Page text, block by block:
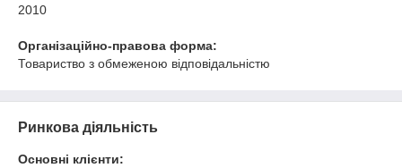
2010
Організаційно-правова форма:
Товариство з обмеженою відповідальністю
Ринкова діяльність
Основні клієнти: